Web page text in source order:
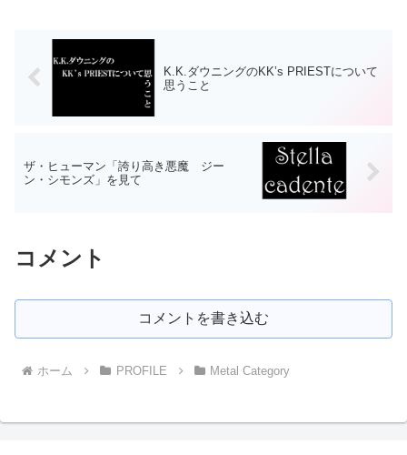
K.K.ダウニングのKK’s PRIESTについて
思うこと
ザ・ヒューマン「誇り高き悪魔 ジー
ン・シモンズ」を見て
コメント
コメントを書き込む
ホーム PROFILE Metal Category